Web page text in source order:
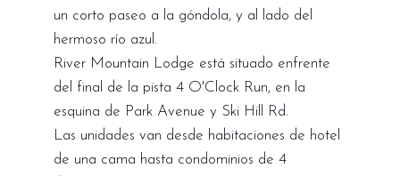
un corto paseo a la góndola, y al lado del
hermoso río azul.
River Mountain Lodge está situado enfrente
del final de la pista 4 O'Clock Run, en la
esquina de Park Avenue y Ski Hill Rd.
Las unidades van desde habitaciones de hotel
de una cama hasta condominios de 4